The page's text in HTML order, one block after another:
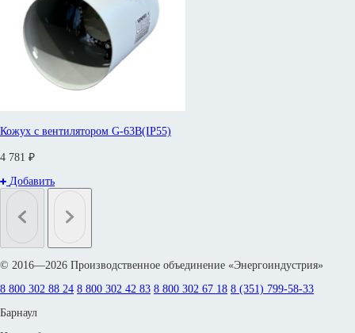
Кожух с вентилятором G-63B(IP55)
4 781 ₽
Добавить
© 2016—2026 Производственное объединение «Энергоиндустрия»
8 800 302 88 24 8 800 302 42 83 8 800 302 67 18 8 (351) 799-58-33
Барнаул